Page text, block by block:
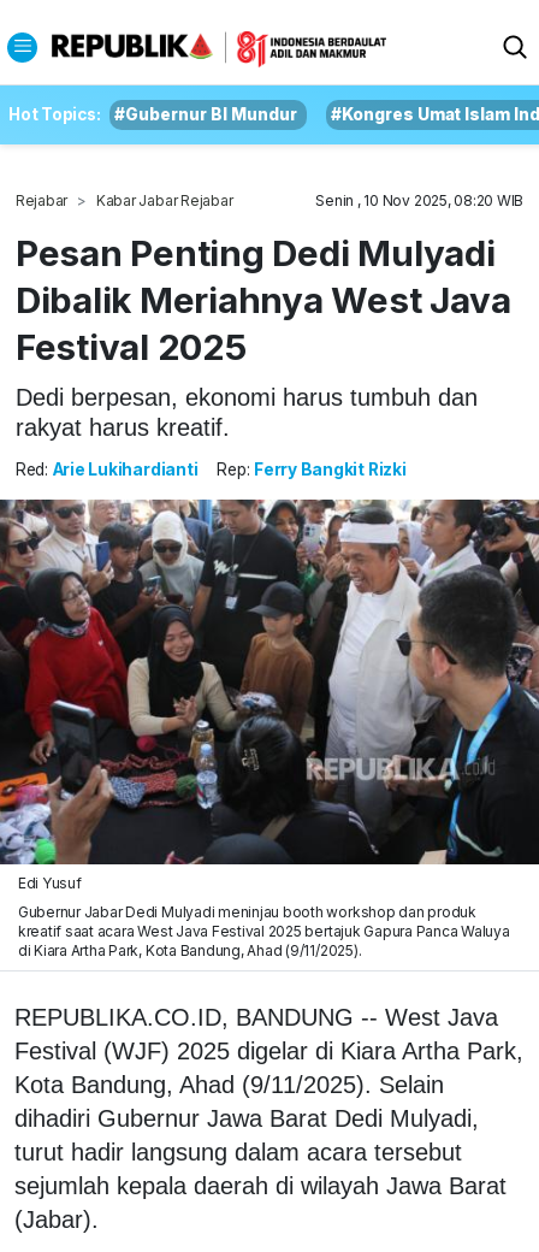
Hot Topics: #Gubernur BI Mundur #Kongres Umat Islam
Rejabar Kabar Jabar Rejabar Senin , 10 Nov 2025, 08:20 WIB
Pesan Penting Dedi Mulyadi
Dibalik Meriahnya West Java
Festival 2025
Dedi berpesan, ekonomi harus tumbuh dan
rakyat harus kreatif.
Red: Arie Lukihardianti Rep: Ferry Bangkit Rizki
Edi Yusuf
Gubernur Jabar Dedi Mulyadi meninjau booth workshop dan produk
kreatif saat acara West Java Festival 2025 bertajuk Gapura Panca Waluya
di Kiara Artha Park, Kota Bandung, Ahad (9/11/2025).
REPUBLIKA.CO.ID, BANDUNG -- West Java
Festival (WJF) 2025 digelar di Kiara Artha Park,
Kota Bandung, Ahad (9/11/2025). Selain
dihadiri Gubernur Jawa Barat Dedi Mulyadi,
turut hadir langsung dalam acara tersebut
sejumlah kepala daerah di wilayah Jawa Barat
(Jabar).